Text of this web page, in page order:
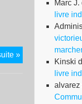
»iceda
:
poubelle
Marc J.
livre
Kinski
livre
alvarez